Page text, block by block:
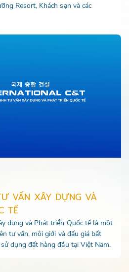
Resort, Khách sạn và các
VẤN XÂY DỰNG VÀ
TẾ
dựng và Phát triển Quốc tế là một
tư vấn, môi giới và đấu giá bất
dụng đất hàng đầu tại Việt Nam.